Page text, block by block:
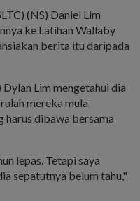
(NS) Daniel Lim
ke Latihan Wallaby
berita itu daripada
Dylan Lim mengetahui dia
mereka mula
harus dibawa bersama
lepas. Tetapi saya
sepatutnya belum tahu,"